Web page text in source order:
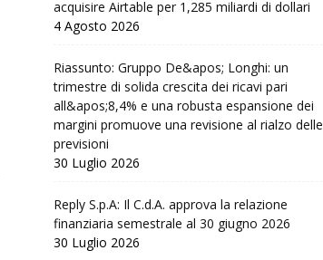
acquisire Airtable per 1,285 miliardi di dollari
4 Agosto 2026
Riassunto: Gruppo De&apos; Longhi: un
trimestre di solida crescita dei ricavi pari
all&apos;8,4% e una robusta espansione dei
margini promuove una revisione al rialzo delle
previsioni
30 Luglio 2026
Reply S.p.A: Il C.d.A. approva la relazione
finanziaria semestrale al 30 giugno 2026
30 Luglio 2026